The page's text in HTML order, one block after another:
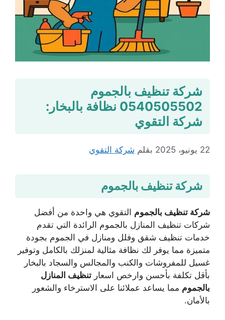
شركة تنظيف بالجموم
0540505502 نظافة بالبخار:
شركة التقوي
22 يونيو، 2025 بقلم شركة التقوي
شركة تنظيف بالجموم
شركة تنظيف بالجموم التقوي هي واحدة من أفضل
شركات تنظيف المنازل بالجموم الرائدة التي تقدم
خدمات تنظيف شقق وفلل ومنازل في الجموم بجودة
متميزة مما يوفر لك نظافة مثالية لمنزلك بالكامل وتوفير
غسيل للمفروشات والكنب والمجالس والسجاد بالبخار
بأقل تكلفة بأحسن وارخص اسعار تنظيف المنازل
بالجموم مما يساعد عملائنا على الاسترخاء والشعور
بالأمان.